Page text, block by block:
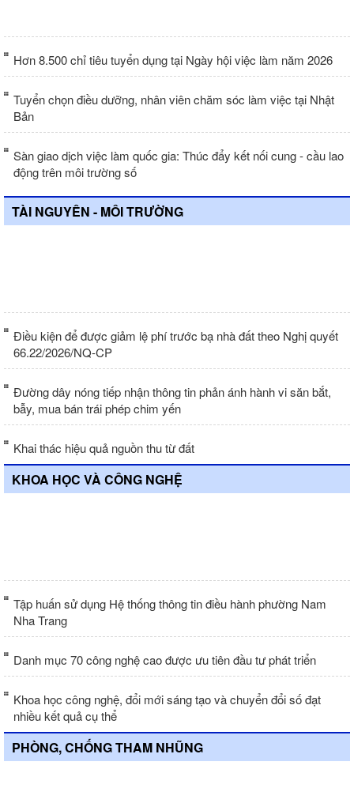
Hơn 8.500 chỉ tiêu tuyển dụng tại Ngày hội việc làm năm 2026
Tuyển chọn điều dưỡng, nhân viên chăm sóc làm việc tại Nhật
Bản
Sàn giao dịch việc làm quốc gia: Thúc đẩy kết nối cung - cầu lao
động trên môi trường số
TÀI NGUYÊN - MÔI TRƯỜNG
Điều kiện để được giảm lệ phí trước bạ nhà đất theo Nghị quyết
66.22/2026/NQ-CP
Đường dây nóng tiếp nhận thông tin phản ánh hành vi săn bắt,
bẫy, mua bán trái phép chim yến
Khai thác hiệu quả nguồn thu từ đất
KHOA HỌC VÀ CÔNG NGHỆ
Tập huấn sử dụng Hệ thống thông tin điều hành phường Nam
Nha Trang
Danh mục 70 công nghệ cao được ưu tiên đầu tư phát triển
Khoa học công nghệ, đổi mới sáng tạo và chuyển đổi số đạt
nhiều kết quả cụ thể
PHÒNG, CHỐNG THAM NHŨNG